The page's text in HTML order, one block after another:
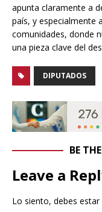
apunta claramente a
país, y especialmente
comunidades, donde
una pieza clave del
DIPUTADOS
BE
Leave a
Lo siento, debes estar